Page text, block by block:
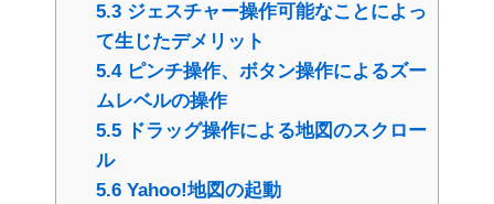
5.3ジェスチャー操作可能なことによっ
て生じたデメリット
5.4ピンチ操作、ボタン操作によるズー
ムレベルの操作
5.5ドラッグ操作による地図のスクロー
ル
5.6Yahoo!地図の起動